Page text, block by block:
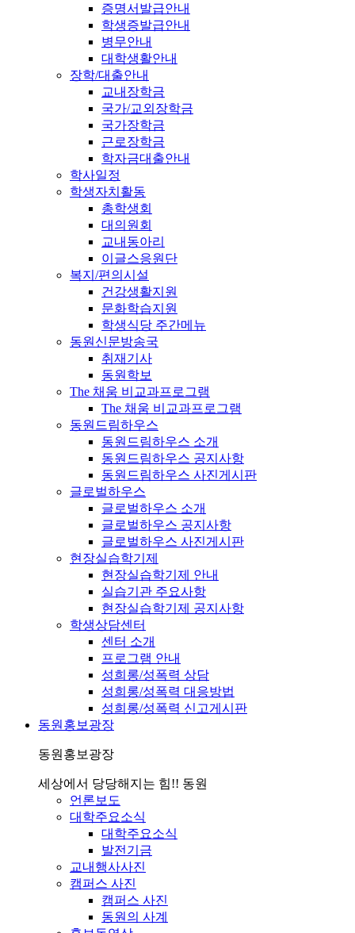
증명서발급안내
학생증발급안내
병무안내
대학생활안내
장학/대출안내
교내장학금
국가/교외장학금
국가장학금
근로장학금
학자금대출안내
학사일정
학생자치활동
총학생회
대의원회
교내동아리
이글스응원단
복지/편의시설
건강생활지원
문화학습지원
학생식당 주간메뉴
동원신문방송국
취재기사
동원학보
The 채움 비교과프로그램
The 채움 비교과프로그램
동원드림하우스
동원드림하우스 소개
동원드림하우스 공지사항
동원드림하우스 사진게시판
글로벌하우스
글로벌하우스 소개
글로벌하우스 공지사항
글로벌하우스 사진게시판
현장실습학기제
현장실습학기제 안내
실습기관 주요사항
현장실습학기제 공지사항
학생상담센터
센터 소개
프로그램 안내
성희롱/성폭력 상담
성희롱/성폭력 대응방법
성희롱/성폭력 신고게시판
동원홍보광장
동원홍보광장
세상에서 당당해지는 힘!! 동원
언론보도
대학주요소식
대학주요소식
발전기금
교내행사사진
캠퍼스 사진
캠퍼스 사진
동원의 사계